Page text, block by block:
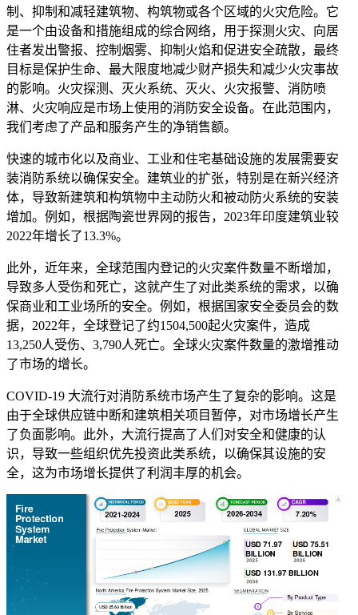
制、抑制和减轻建筑物、构筑物或各个区域的火灾危险。它
是一个由设备和措施组成的综合网络，用于探测火灾、向居
住者发出警报、控制烟雾、抑制火焰和促进安全疏散，最终
目标是保护生命、最大限度地减少财产损失和减少火灾事故
的影响。火灾探测、灭火系统、灭火、火灾报警、消防喷
淋、火灾响应是市场上使用的消防安全设备。在此范围内，
我们考虑了产品和服务产生的净销售额。
快速的城市化以及商业、工业和住宅基础设施的发展需要安
装消防系统以确保安全。建筑业的扩张，特别是在新兴经济
体，导致新建筑和构筑物中主动防火和被动防火系统的安装
增加。例如，根据陶瓷世界网的报告，2023年印度建筑业较
2022年增长了13.3%。
此外，近年来，全球范围内登记的火灾案件数量不断增加，
导致多人受伤和死亡，这就产生了对此类系统的需求，以确
保商业和工业场所的安全。例如，根据国家安全委员会的数
据，2022年，全球登记了约1504,500起火灾案件，造成
13,250人受伤、3,790人死亡。全球火灾案件数量的激增推动
了市场的增长。
COVID-19 大流行对消防系统市场产生了复杂的影响。这是
由于全球供应链中断和建筑相关项目暂停，对市场增长产生
了负面影响。此外，大流行提高了人们对安全和健康的认
识，导致一些组织优先投资此类系统，以确保其设施的安
全，这为市场增长提供了利润丰厚的机会。